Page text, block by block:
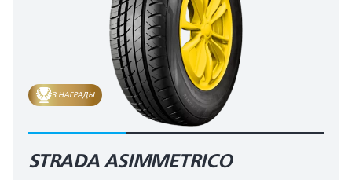
3 НАГРАДЫ
STRADA ASIMMETRICO